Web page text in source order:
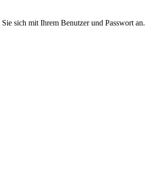
sich mit Ihrem Benutzer und Passwort an.